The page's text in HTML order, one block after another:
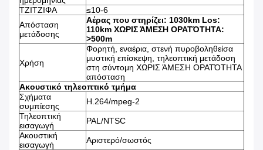
ΤΖΙΤΖΙΦΑ
≤10-6
Απόσταση
μετάδοσης
Αέρας που στηρίζει: 1030km Los:
110km ΧΩΡΙΣ ΆΜΕΣΗ ΟΡΑΤΌΤΗΤΑ:
>500m
Χρήση
Φορητή, εναέρια, στενή πυροβοληθείσα
μυστική επίσκεψη, τηλεοπτική μετάδοση
στη σύντομη ΧΩΡΙΣ ΆΜΕΣΗ ΟΡΑΤΌΤΗΤΑ
απόσταση
Ακουστικό τηλεοπτικό τμήμα
Σχήματα
συμπίεσης
H.264/mpeg-2
Τηλεοπτική
εισαγωγή
PAL/NTSC
Ακουστική
εισαγωγή
Αριστερό/σωστός